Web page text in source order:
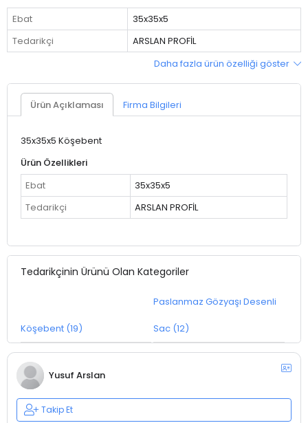
Ebat
35x35x5
Tedarikçi
ARSLAN PROFİL
Daha fazla ürün özelliği göster
Ürün Açıklaması Firma Bilgileri
35x35x5 Köşebent
Ürün Özellikleri
Ebat
35x35x5
Tedarikçi
ARSLAN PROFİL
Tedarikçinin Ürünü Olan Kategoriler
Köşebent (19)
Paslanmaz Gözyaşı Desenli
Sac (12)
Yusuf Arslan
Takip Et